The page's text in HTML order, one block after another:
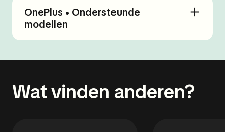
OnePlus • Ondersteunde
modellen
Wat vinden anderen?